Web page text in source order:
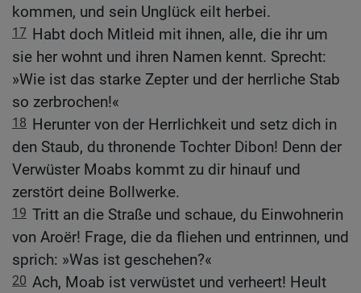
kommen, und sein Unglück eilt herbei.
17 Habt doch Mitleid mit ihnen, alle, die ihr um
sie her wohnt und ihren Namen kennt. Sprecht:
»Wie ist das starke Zepter und der herrliche Stab
so zerbrochen!«
18 Herunter von der Herrlichkeit und setz dich in
den Staub, du thronende Tochter Dibon! Denn der
Verwüster Moabs kommt zu dir hinauf und
zerstört deine Bollwerke.
19 Tritt an die Straße und schaue, du Einwohnerin
von Aroër! Frage, die da fliehen und entrinnen, und
sprich: »Was ist geschehen?«
20 Ach, Moab ist verwüstet und verheert! Heult